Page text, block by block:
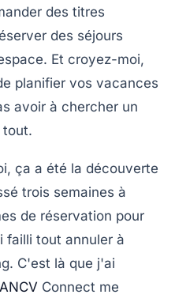
des titres
des séjours
Et croyez-moi,
planifier vos vacances
avoir à chercher un
tout.
ça a été la découverte
trois semaines à
de réservation pour
failli tout annuler à
C'est là que j'ai
Connect me